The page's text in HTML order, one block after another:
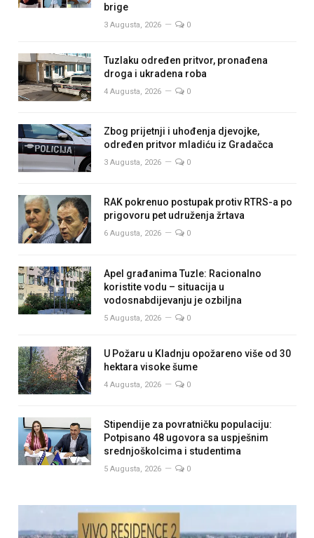
brige
3 Augusta, 2026 0
Tuzlaku određen pritvor, pronađena
droga i ukradena roba
4 Augusta, 2026 0
Zbog prijetnji i uhođenja djevojke,
određen pritvor mladiću iz Gradačca
3 Augusta, 2026 0
RAK pokrenuo postupak protiv RTRS-a po
prigovoru pet udruženja žrtava
6 Augusta, 2026 0
Apel građanima Tuzle: Racionalno
koristite vodu – situacija u
vodosnabdijevanju je ozbiljna
5 Augusta, 2026 0
U Požaru u Kladnju opožareno više od 30
hektara visoke šume
4 Augusta, 2026 0
Stipendije za povratničku populaciju:
Potpisano 48 ugovora sa uspješnim
srednjoškolcima i studentima
5 Augusta, 2026 0